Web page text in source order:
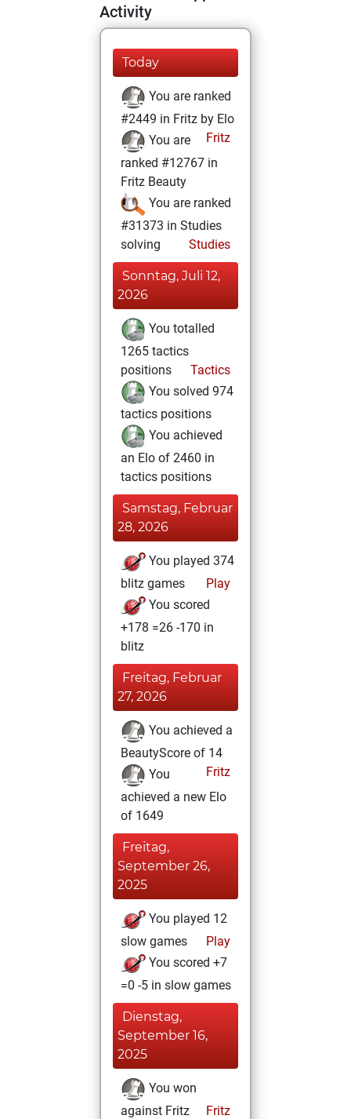
Activity
Today
You are ranked
#2449 in Fritz by Elo
Fritz
You are
ranked #12767 in
Fritz Beauty
You are ranked
#31373 in Studies
solving
Studies
Sonntag, Juli 12,
2026
You totalled
1265 tactics
positions
Tactics
You solved 974
tactics positions
You achieved
an Elo of 2460 in
tactics positions
Samstag, Februar
28, 2026
You played 374
blitz games
Play
You scored
+178 =26 -170 in
blitz
Freitag, Februar
27, 2026
You achieved a
BeautyScore of 14
Fritz
You
achieved a new Elo
of 1649
Freitag,
September 26,
2025
You played 12
slow games
Play
You scored +7
=0 -5 in slow games
Dienstag,
September 16,
2025
You won
against Fritz
Fritz